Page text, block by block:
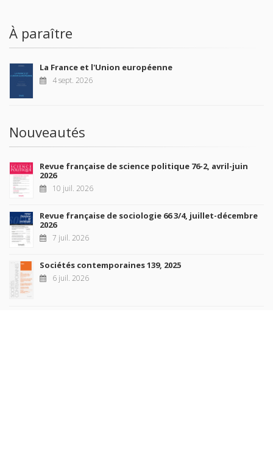
À paraître
La France et l'Union européenne
4 sept. 2026
Nouveautés
Revue française de science politique 76-2, avril-juin
2026
10 juil. 2026
Revue française de sociologie 66 3/4, juillet-décembre
2026
7 juil. 2026
Sociétés contemporaines 139, 2025
6 juil. 2026